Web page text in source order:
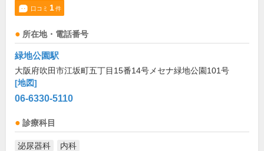
口コミ 1件
所在地・電話番号
緑地公園駅
大阪府吹田市江坂町五丁目15番14号メセナ緑地公園101号
[地図]
06-6330-5110
診療科目
泌尿器科 内科